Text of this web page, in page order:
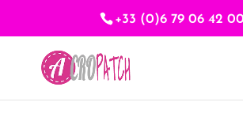
+33 (0)6 79 06 42 00